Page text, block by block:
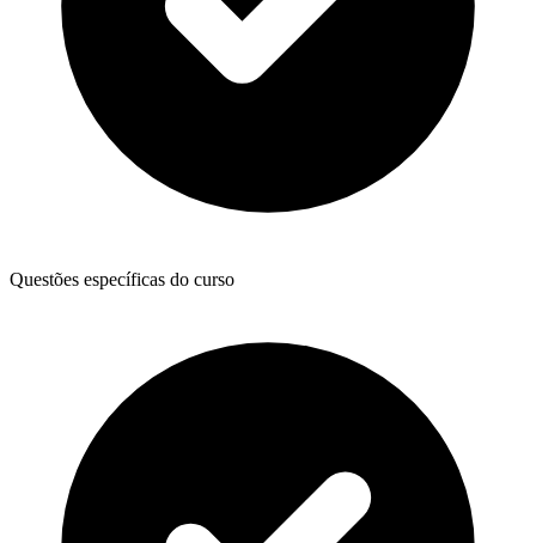
Questões específicas do curso